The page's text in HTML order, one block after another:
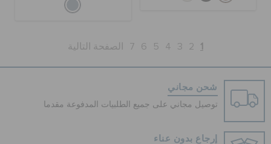
1
2
3
4
5
6
7 الصفحة التالية
شحن مجاني
توصيل مجاني على جميع الطلبيات المدفوعة مقدما
إرجاع بدون عناء